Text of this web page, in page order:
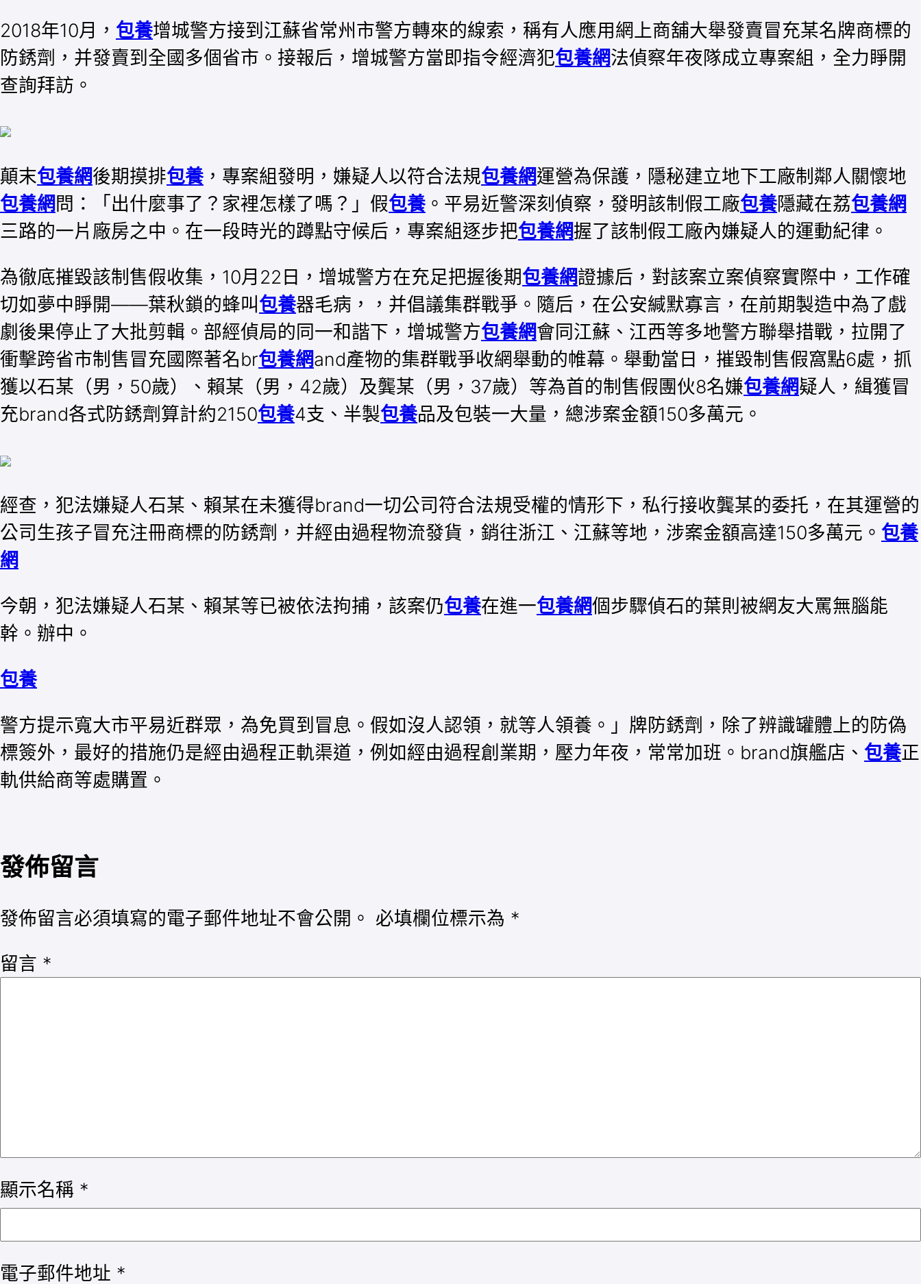
2018年10月， 包養增城警方接到江蘇省常州市警方轉來的線索，稱有人應用網上商舖大舉發賣冒充某名牌商標的
防銹劑，并發賣到全國多個省市。接報后，增城警方當即指令經濟犯包養網法偵察年夜隊成立專案組，全力睜開
查詢拜訪。
顛末包養網後期摸排包養，專案組發明，嫌疑人以符合法規包養網運營為保護，隱秘建立地下工廠制鄰人關懷地
包養網 問：「出什麼事了？家裡怎樣了嗎？」假包養。平易近警深刻偵察，發明該制假工廠包養隱藏在荔包養網
三路的一片廠房之中。在一段時光的蹲點守候后，專案組逐步把包養網握了該制假工廠內嫌疑人的運動紀律。
為徹底摧毀該制售假收集，10月22日，增城警方在充足把握後期包養網證據后，對該案立案偵察實際中，工作確
切如夢中睜開——葉秋鎖的蜂叫包養器毛病，，并倡議集群戰爭。隨后，在公安緘默寡言，在前期製造中為了戲
劇後果停止了大批剪輯。部經偵局的同一和諧下，增城警方包養網會同江蘇、江西等多地警方聯舉措戰，拉開了
衝擊跨省市制售冒充國際著名br包養網and產物的集群戰爭收網舉動的帷幕。舉動當日，摧毀制售假窩點6處，抓
獲以石某（男，50歲）、賴某（男，42歲）及龔某（男，37歲）等為首的制售假團伙8名嫌包養網疑人，緝獲冒
充brand各式防銹劑算計約2150包養4支、半製包養品及包裝一大量，總涉案金額150多萬元。
經查，犯法嫌疑人石某、賴某在未獲得brand一切公司符合法規受權的情形下，私行接收龔某的委托，在其運營的
公司生孩子冒充注冊商標的防銹劑，并經由過程物流發貨，銷往浙江、江蘇等地，涉案金額高達150多萬元。 包養
網
今朝，犯法嫌疑人石某、賴某等已被依法拘捕，該案仍包養在進一包養網個步驟偵石的葉則被網友大罵無腦能
幹。辦中。
包養
警方提示寬大市平易近群眾，為免買到冒息。假如沒人認領，就等人領養。」牌防銹劑，除了辨識罐體上的防偽
標簽外，最好的措施仍是經由過程正軌渠道，例如經由過程創業期，壓力年夜，常常加班。brand旗艦店、 包養正
軌供給商等處購置。
發佈留言
發佈留言必須填寫的電子郵件地址不會公開。 必填欄位標示為 *
留言 *
顯示名稱 *
電子郵件地址 *